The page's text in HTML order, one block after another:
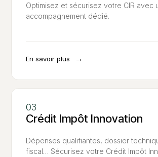
Optimisez et sécurisez votre CIR avec
accompagnement dédié.
En savoir plus →
Crédit Impôt Innovation
Dépenses qualifiantes, dossier
fiscal… Sécurisez votre Crédit Impôt